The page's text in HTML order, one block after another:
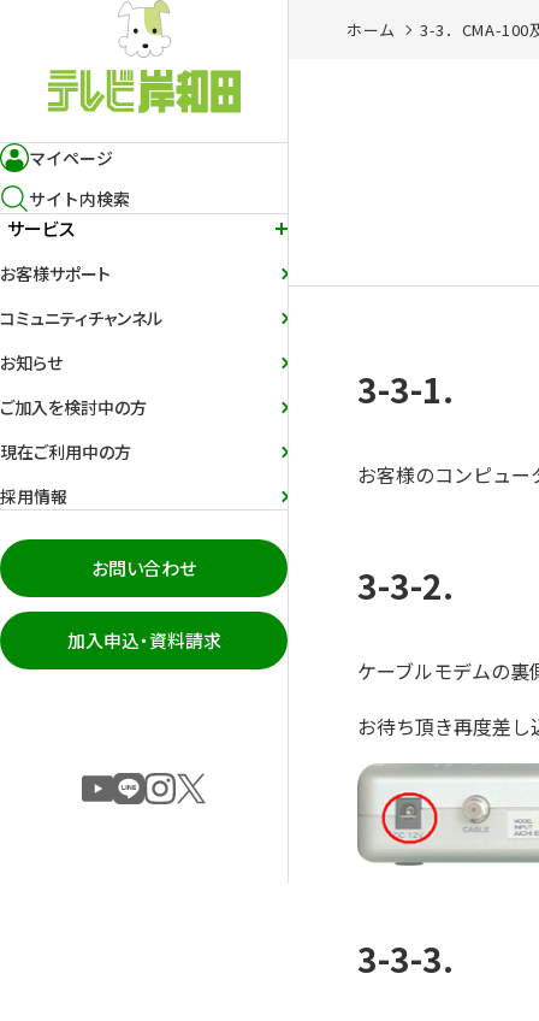
マイページ
サイト内検索
サービス
お客様サポート
コミュニティチャンネル
お知らせ
ご加入を検討中の方
現在ご利用中の方
採用情報
お問い合わせ
加入申込・資料請求
ホーム 3-3．CMA-100
3-3-1.
お客様のコンピュ
3-3-2.
ケーブルモデムの
お待ち頂き再度差し
3-3-3.